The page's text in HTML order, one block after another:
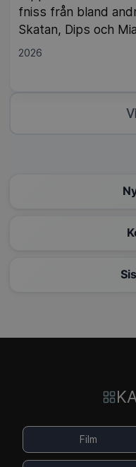
fniss från bland
Skatan, Dips och
2026
Film